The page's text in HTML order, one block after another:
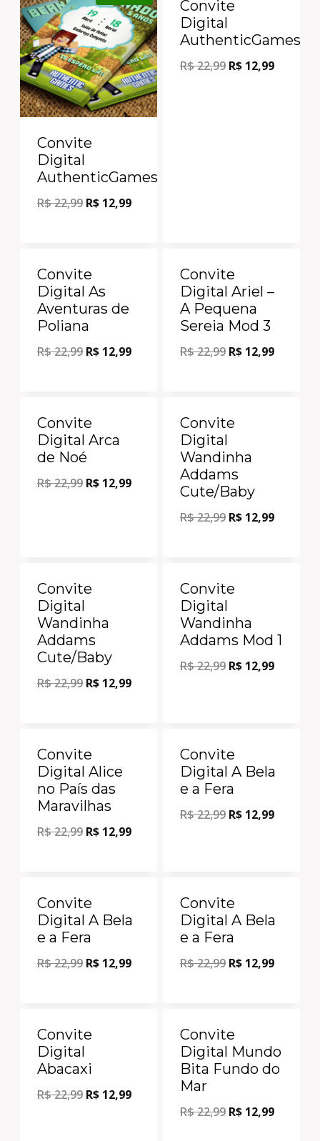
Convite
Digital
AuthenticGames
R$22,99 R$ 12,99
Convite
Digital
AuthenticGames
R$22,99 R$ 12,99
Convite
Digital As
Aventuras de
Poliana
R$22,99 R$ 12,99
Convite
Digital Ariel –
A Pequena
Sereia Mod 3
R$22,99 R$ 12,99
Convite
Digital Arca
de Noé
R$22,99 R$ 12,99
Convite
Digital
Wandinha
Addams
Cute/Baby
R$22,99 R$ 12,99
Convite
Digital
Wandinha
Addams
Cute/Baby
R$22,99 R$ 12,99
Convite
Digital
Wandinha
Addams Mod 1
R$22,99 R$ 12,99
Convite
Digital Alice
no País das
Maravilhas
R$22,99 R$ 12,99
Convite
Digital A Bela
e a Fera
R$22,99 R$ 12,99
Convite
Digital A Bela
e a Fera
R$22,99 R$ 12,99
Convite
Digital A Bela
e a Fera
R$22,99 R$ 12,99
Convite
Digital
Abacaxi
R$22,99 R$ 12,99
Convite
Digital Mundo
Bita Fundo do
Mar
R$22,99 R$ 12,99